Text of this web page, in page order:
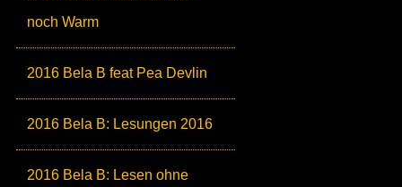
noch Warm
2016 Bela B feat Pea Devlin
2016 Bela B: Lesungen 2016
2016 Bela B: Lesen ohne